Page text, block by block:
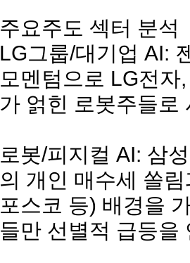
주요주도 섹터 분석
LG그룹/대기업 AI:
모멘텀으로 LG전자
가 얽힌 로봇주들로
로봇/피지컬 AI: 삼
의 개인 매수세 쏠
포스코 등) 배경을
들만 선별적 급등을